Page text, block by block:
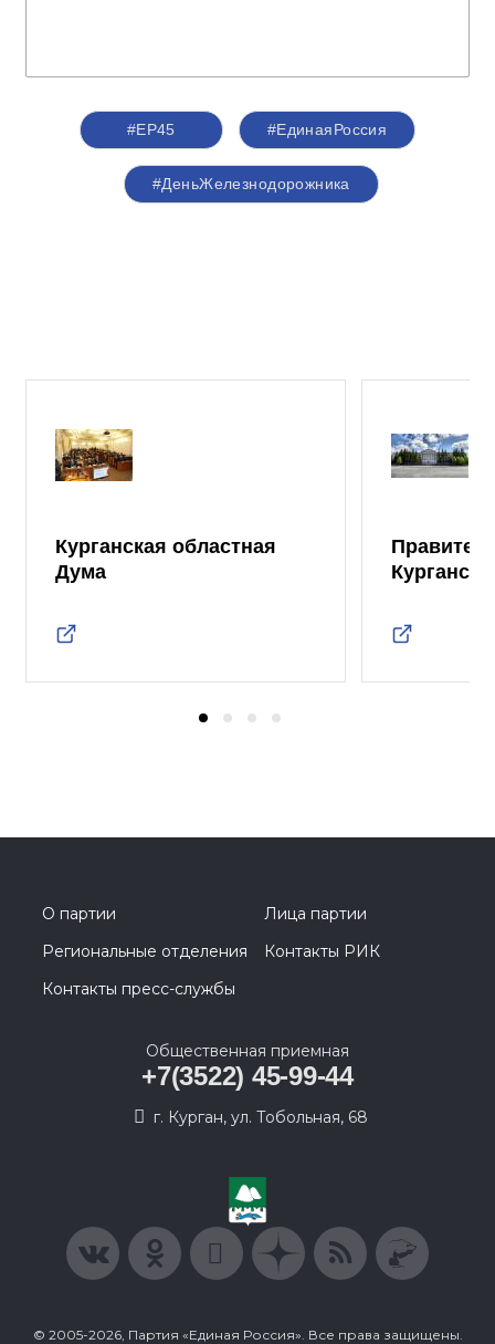
#ЕР45 #ЕдинаяРоссия
#ДеньЖелезнодорожника
Курганская областная
Дума
О партии
Лица партии
Региональные отделения
Контакты РИК
Контакты пресс-службы
Общественная приемная
+7(3522) 45-99-44
г. Курган, ул. Тобольная, 68
© 2005-2026, Партия «Единая Россия». Все права защищены.